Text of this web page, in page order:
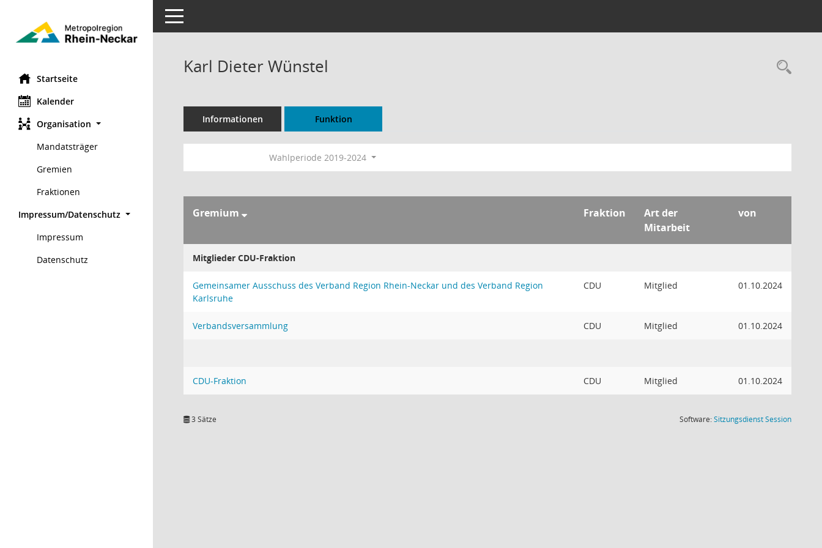
Startseite
Kalender
Organisation
Mandatsträger
Gremien
Fraktionen
Impressum/Datenschutz
Impressum
Datenschutz
Toggle navigation
Karl Dieter Wünstel
Informationen Funktion
Wahlperiode 2019-2024
Gremium Fraktion
Art der
Mitarbeit
von
Mitglieder CDU-Fraktion
Gemeinsamer Ausschuss des Verband Region Rhein-Neckar und des Verband Region
Karlsruhe
CDU Mitglied 01.10.2024
Verbandsversammlung CDU Mitglied 01.10.2024
CDU-Fraktion CDU Mitglied 01.10.2024
3 Sätze Software:SitzungsdienstSession(Wird in